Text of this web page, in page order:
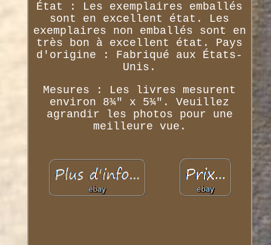
État : Les exemplaires emballés
sont en excellent état. Les
exemplaires non emballés sont en
très bon à excellent état. Pays
d'origine : Fabriqué aux États-
Unis.
Mesures : Les livres mesurent
environ 8¾" x 5¾". Veuillez
agrandir les photos pour une
meilleure vue.